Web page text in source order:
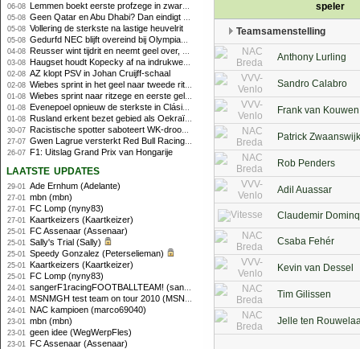
06-08 Lemmen boekt eerste profzege in zware Ronde van Polen-rit
05-08 Geen Qatar en Abu Dhabi? Dan eindigt Formule 1-seizoen mogelijk in Europa
05-08 Vollering de sterkste na lastige heuvelrit
05-08 Gedurfd NEC blijft overeind bij Olympiakos
04-08 Reusser wint tijdrit en neemt geel over, Nooijen knap tweede
03-08 Haugset houdt Kopecky af na indrukwekkende solo van 86 kilometer
02-08 AZ klopt PSV in Johan Cruijff-schaal
02-08 Wiebes sprint in het geel naar tweede ritzege
01-08 Wiebes sprint naar ritzege en eerste gele trui in Tour Femmes
01-08 Evenepoel opnieuw de sterkste in Clásica San Sebastián
01-08 Rusland erkent bezet gebied als Oekraïens voor opheffing IOC-schorsing
30-07 Racistische spotter saboteert WK-droom van powerliftster
27-07 Gwen Lagrue versterkt Red Bull Racing vanaf 2027
26-07 F1: Uitslag Grand Prix van Hongarije
laatste updates
29-01 Ade Ernhum (Adelante)
27-01 mbn (mbn)
27-01 FC Lomp (nyny83)
27-01 Kaartkeizers (Kaartkeizer)
25-01 FC Assenaar (Assenaar)
25-01 Sally's Trial (Sally)
25-01 Speedy Gonzalez (Peterselieman)
25-01 Kaartkeizers (Kaartkeizer)
25-01 FC Lomp (nyny83)
24-01 sangerF1racingFOOTBALLTEAM! (sanger)
24-01 MSNMGH test team on tour 2010 (MSNMGH)
24-01 NAC kampioen (marco69040)
23-01 mbn (mbn)
23-01 geen idee (WegWerpFles)
23-01 FC Assenaar (Assenaar)
speler
Teamsamenstelling
Anthony Lurling
Sandro Calabro
Frank van Kouwen
Patrick Zwaanswijk
Rob Penders
Adil Auassar
Claudemir
Csaba Fehér
Kevin van Dessel
Tim Gilissen
Jelle ten